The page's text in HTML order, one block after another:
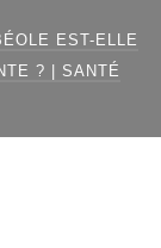
EST-ELLE
? | SANTÉ